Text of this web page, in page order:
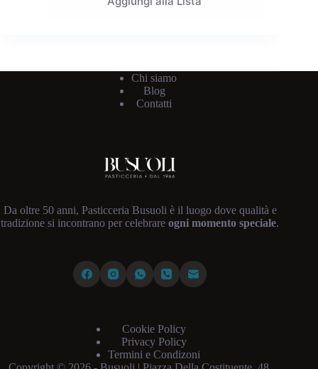
Chi siamo
Blog
Contatti
Da oltre 50 anni, Pasticceria Busuoli è il luogo dove qualità e
tradizione si incontrano per celebrareogni momento speciale.
Cookie Policy
Privacy Policy
Termini e Condizoni